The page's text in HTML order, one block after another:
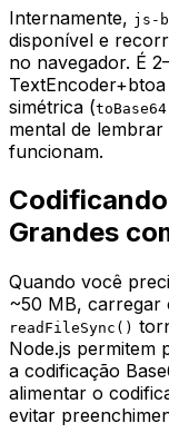
Internamente, js-
disponível e
no navegador. É
simétrica (toBase64
mental de
funcionam.
Grandes
Quando você
~50 MB, carregar
readFileSync()
Node.js permitem
a codificação
alimentar o
evitar